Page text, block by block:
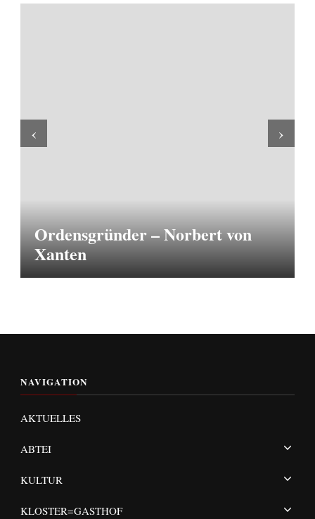
Ordensgründer – Norbert von
Xanten
‹ ›
NAVIGATION
AKTUELLES
ABTEI
KULTUR
KLOSTER=GASTHOF